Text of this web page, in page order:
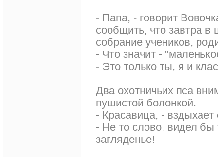
- Папа, - говорит
сообщить, что завтра в
собрание учеников,
- Что значит -
- Это только ты, я и
Два охотничьих пса
пушистой болонкой.
- Красавица, - вздыхает
- Не то слово, видел бы
загляденье!